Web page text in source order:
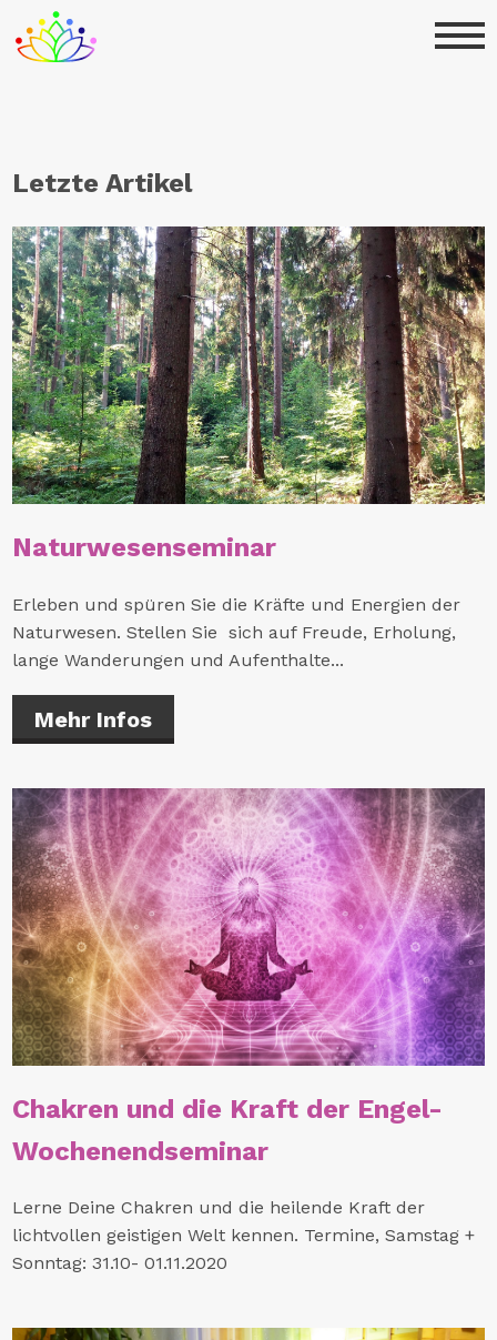
Letzte Artikel
Naturwesenseminar
Erleben und spüren Sie die Kräfte und Energien der
Naturwesen. Stellen Sie sich auf Freude, Erholung,
lange Wanderungen und Aufenthalte...
Mehr Infos
Chakren und die Kraft der Engel-
Wochenendseminar
Lerne Deine Chakren und die heilende Kraft der
lichtvollen geistigen Welt kennen. Termine, Samstag +
Sonntag: 31.10- 01.11.2020